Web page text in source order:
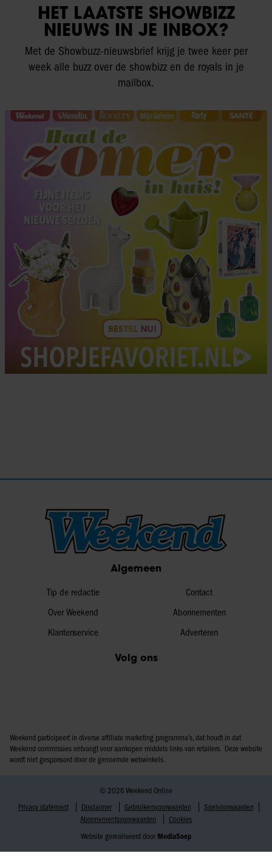
HET LAATSTE SHOWBIZZ
NIEUWS IN JE INBOX?
Met de Showbuzz-nieuwsbrief krijg je twee keer per
week alle buzz over de showbizz en de royals in je
mailbox.
Algemeen
Tip de redactie
Over Weekend
Klantenservice
Contact
Abonnementen
Adverteren
Volg ons
Weekend participeert in diverse affiliate marketing programma’s, dat houdt in dat
Weekend commissies ontvangt voor aankopen middels links van retailers. Deze website
wordt niet gesponsord door de genoemde webwinkels.
© 2026 Weekend Online
Privacy statement
Disclaimer Gebruikersvoorwaarden
Spelvoorwaarden
Abonnementsvoorwaarden
Cookies
Website gerealiseerd door MediaSoep